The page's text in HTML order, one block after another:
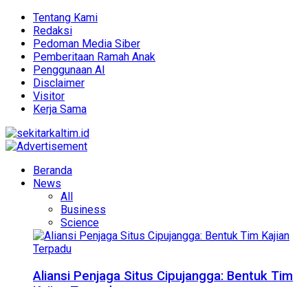
Tentang Kami
Redaksi
Pedoman Media Siber
Pemberitaan Ramah Anak
Penggunaan AI
Disclaimer
Visitor
Kerja Sama
Beranda
News
All
Business
Science
Aliansi Penjaga Situs Cipujangga: Bentuk Tim